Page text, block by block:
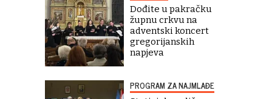
Dođite u pakračku
župnu crkvu na
adventski koncert
gregorijanskih
napjeva
PROGRAM ZA NAJMLAĐE